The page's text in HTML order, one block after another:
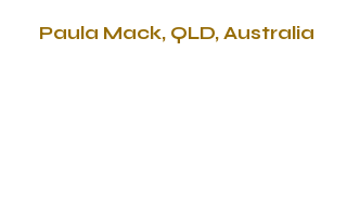
Paula Mack, QLD, Australia